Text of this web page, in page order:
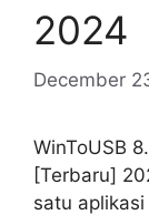
2024
December
WinToUSB
[Terbaru]
satu